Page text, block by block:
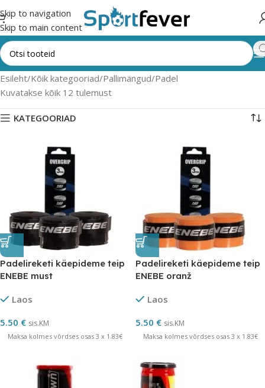
Skip to navigation
Skip to main content
Esileht Kõik kategooriad Pallimängud Padel
Kuvatakse kõik 12 tulemust
KATEGOORIAD
Padelireketi käepideme teip
ENEBE must
Laos
5.50 € sis.KM
Maksa kolmes võrdses osas 3 x 1.83€
Padelireketi käepideme teip
ENEBE oranž
Laos
5.50 € sis.KM
Maksa kolmes võrdses osas 3 x 1.83€